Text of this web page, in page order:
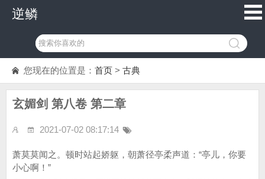
逆鳞
您现在的位置是： 首页 > 古典
玄媚剑 第八卷 第二章
2021-07-02 08:17:14
萧莫莫闻之。顿时站起娇躯，朝萧径亭柔声道：“亭儿，你要
小心啊！”